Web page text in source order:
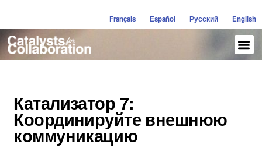
Français Español Русский English
Катализатор 7:
Координируйте внешнюю
коммуникацию